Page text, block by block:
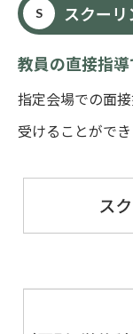
S スクーリ
教員の直接指導
指定会場での面
受けることができ